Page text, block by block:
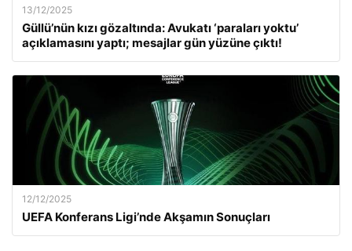
13/12/2025
Güllü’nün kızı gözaltında: Avukatı ‘paraları yoktu’
açıklamasını yaptı; mesajlar gün yüzüne çıktı!
12/12/2025
UEFA Konferans Ligi’nde Akşamın Sonuçları